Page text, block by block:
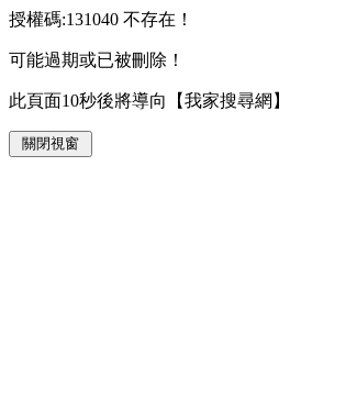
授權碼:131040 不存在！
可能過期或已被刪除！
此頁面10秒後將導向【我家搜尋網】